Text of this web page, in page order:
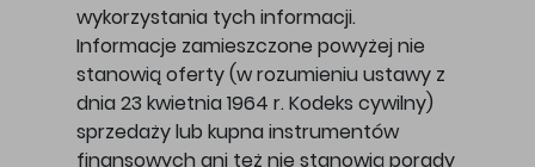
wykorzystania tych informacji.
Informacje zamieszczone powyżej nie
stanowią oferty (w rozumieniu ustawy z
dnia 23 kwietnia 1964 r. Kodeks cywilny)
sprzedaży lub kupna instrumentów
finansowych ani też nie stanowią porady